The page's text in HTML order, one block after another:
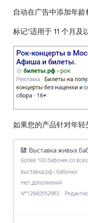
自动在广告中添加年龄
标记“适用于 11 个月及
如果您的产品针对年